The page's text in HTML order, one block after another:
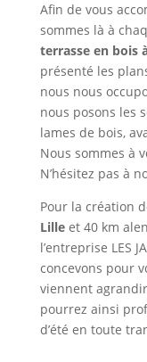
Afin de vous
sommes là à
terrasse en bois
présenté les
nous nous
nous posons les
lames de bois,
Nous sommes à
N’hésitez pas à
Pour la création
Lilleet 40 km
l’entreprise LES
concevons pour
viennent
pourrez ainsi
d’été en toute